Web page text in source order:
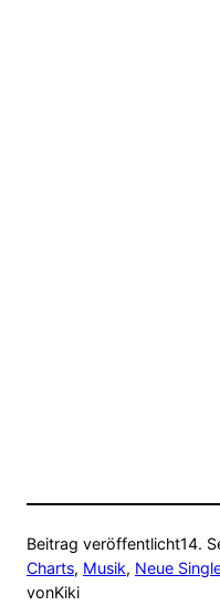
Beitrag veröffentlicht14.
Charts, Musik, Neue
vonKiki